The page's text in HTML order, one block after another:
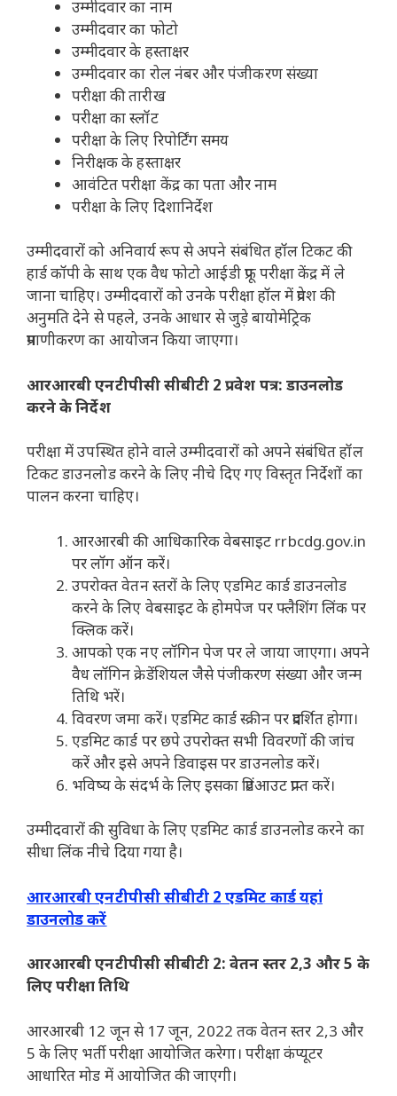
उम्मीदवार का नाम
उम्मीदवार का फोटो
उम्मीदवार के हस्ताक्षर
उम्मीदवार का रोल नंबर और पंजीकरण संख्या
परीक्षा की तारीख
परीक्षा का स्लॉट
परीक्षा के लिए रिपोर्टिंग समय
निरीक्षक के हस्ताक्षर
आवंटित परीक्षा केंद्र का पता और नाम
परीक्षा के लिए दिशानिर्देश
उम्मीदवारों को अनिवार्य रूप से अपने संबंधित हॉल टिकट की
हार्ड कॉपी के साथ एक वैध फोटो आईडी प्रूफ परीक्षा केंद्र में ले
जाना चाहिए। उम्मीदवारों को उनके परीक्षा हॉल में प्रवेश की
अनुमति देने से पहले, उनके आधार से जुड़े बायोमेट्रिक
प्रमाणीकरण का आयोजन किया जाएगा।
आरआरबी एनटीपीसी सीबीटी 2 प्रवेश पत्र: डाउनलोड
करने के निर्देश
परीक्षा में उपस्थित होने वाले उम्मीदवारों को अपने संबंधित हॉल
टिकट डाउनलोड करने के लिए नीचे दिए गए विस्तृत निर्देशों का
पालन करना चाहिए।
आरआरबी की आधिकारिक वेबसाइट rrbcdg.gov.in
पर लॉग ऑन करें।
उपरोक्त वेतन स्तरों के लिए एडमिट कार्ड डाउनलोड
करने के लिए वेबसाइट के होमपेज पर फ्लैशिंग लिंक पर
क्लिक करें।
आपको एक नए लॉगिन पेज पर ले जाया जाएगा। अपने
वैध लॉगिन क्रेडेंशियल जैसे पंजीकरण संख्या और जन्म
तिथि भरें।
विवरण जमा करें। एडमिट कार्ड स्क्रीन पर प्रदर्शित होगा।
एडमिट कार्ड पर छपे उपरोक्त सभी विवरणों की जांच
करें और इसे अपने डिवाइस पर डाउनलोड करें।
भविष्य के संदर्भ के लिए इसका प्रिंटआउट प्राप्त करें।
उम्मीदवारों की सुविधा के लिए एडमिट कार्ड डाउनलोड करने का
सीधा लिंक नीचे दिया गया है।
आरआरबी एनटीपीसी सीबीटी 2 एडमिट कार्ड यहां
डाउनलोड करें
आरआरबी एनटीपीसी सीबीटी 2: वेतन स्तर 2,3 और 5 के
लिए परीक्षा तिथि
आरआरबी 12 जून से 17 जून, 2022 तक वेतन स्तर 2,3 और
5 के लिए भर्ती परीक्षा आयोजित करेगा। परीक्षा कंप्यूटर
आधारित मोड में आयोजित की जाएगी।